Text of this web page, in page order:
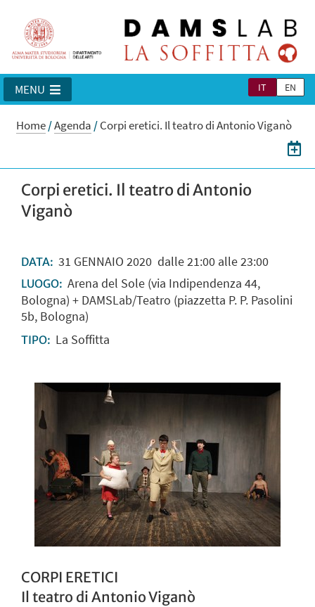
IT EN
MENU
Home/Agenda /Corpi eretici. Il teatro di Antonio Viganò
Corpi eretici. Il teatro di Antonio
Viganò
DATA: 31 GENNAIO 2020dalle 21:00 alle 23:00
LUOGO: Arena del Sole (via Indipendenza 44,
Bologna) + DAMSLab/Teatro (piazzetta P. P. Pasolini
5b, Bologna)
TIPO: La Soffitta
CORPI ERETICI
Il teatro di Antonio Viganò